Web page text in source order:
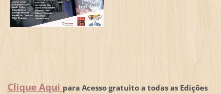
Clique Aqui para Acesso gratuito a todas as Edições